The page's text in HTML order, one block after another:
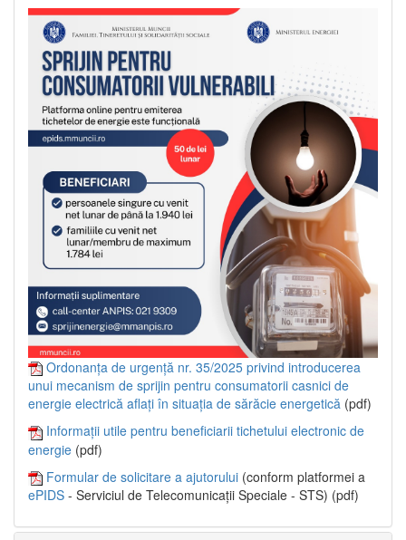
Ordonanța de urgență nr. 35/2025 privind introducerea
unui mecanism de sprijin pentru consumatorii casnici de
energie electrică aflați în situația de sărăcie energetică (pdf)
Informații utile pentru beneficiarii tichetului electronic de
energie (pdf)
Formular de solicitare a ajutorului (conform platformei a
ePIDS - Serviciul de Telecomunicații Speciale - STS) (pdf)